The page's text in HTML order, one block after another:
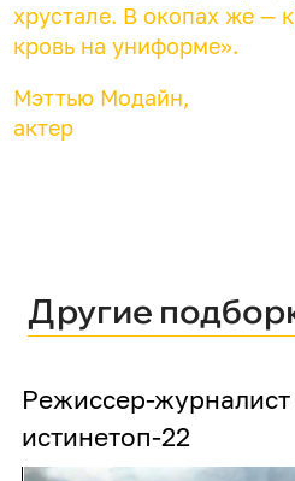
хрустале. В окопах же —
кровь на униформе».
Мэттью Модайн,
актер
Другие
Режиссер-
истинетоп-22